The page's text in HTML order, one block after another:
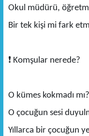
Okul müdürü,
Bir tek kişi mi fark
❗ Komşular nerede?
O kümes kokmadı mı?
O çocuğun sesi
Yıllarca bir çocuğun